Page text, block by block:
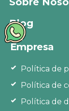
Blog
Empresa
Política de
Política de
Política de